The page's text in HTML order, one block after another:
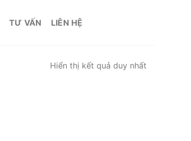
TƯ VẤN LIÊN HỆ
Hiển thị kết quả duy nhất